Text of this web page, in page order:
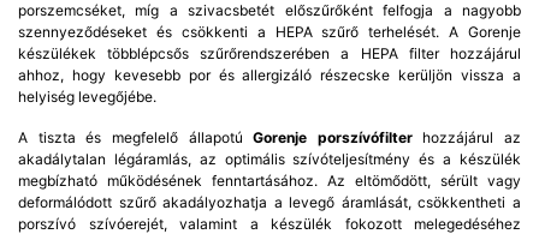
porszemcséket, míg a szivacsbetét előszűrőként felfogja a nagyobb
szennyeződéseket és csökkenti a HEPA szűrő terhelését. A Gorenje
készülékek többlépcsős szűrőrendszerében a HEPA filter hozzájárul
ahhoz, hogy kevesebb por és allergizáló részecske kerüljön vissza a
helyiség levegőjébe.
A tiszta és megfelelő állapotúGorenje porszívófilterhozzájárul az
akadálytalan légáramlás, az optimális szívóteljesítmény és a készülék
megbízható működésének fenntartásához. Az eltömődött, sérült vagy
deformálódott szűrő akadályozhatja a levegő áramlását, csökkentheti a
porszívó szívóerejét, valamint a készülék fokozott melegedéséhez